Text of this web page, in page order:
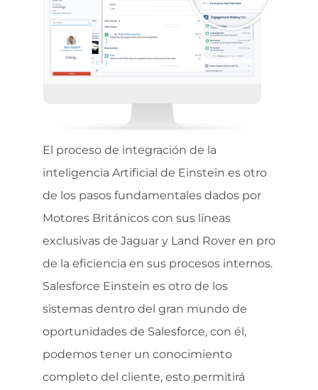
El proceso de integración de la
inteligencia Artificial de Einstein es otro
de los pasos fundamentales dados por
Motores Británicos con sus líneas
exclusivas de Jaguar y Land Rover en pro
de la eficiencia en sus procesos internos.
Salesforce Einstein es otro de los
sistemas dentro del gran mundo de
oportunidades de Salesforce, con él,
podemos tener un conocimiento
completo del cliente, esto permitirá